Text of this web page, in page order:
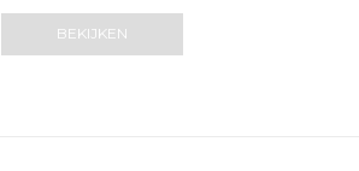
BEKIJKEN